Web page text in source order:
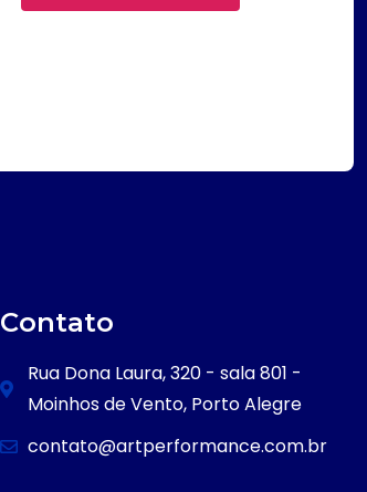
Contato
Rua Dona Laura, 320 - sala 801 -
Moinhos de Vento, Porto Alegre
contato@artperformance.com.br